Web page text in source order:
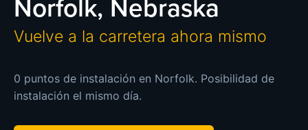
Norfolk, Nebraska
Vuelve a la carretera ahora mismo
0 puntos de instalación en Norfolk. Posibilidad de
instalación el mismo día.